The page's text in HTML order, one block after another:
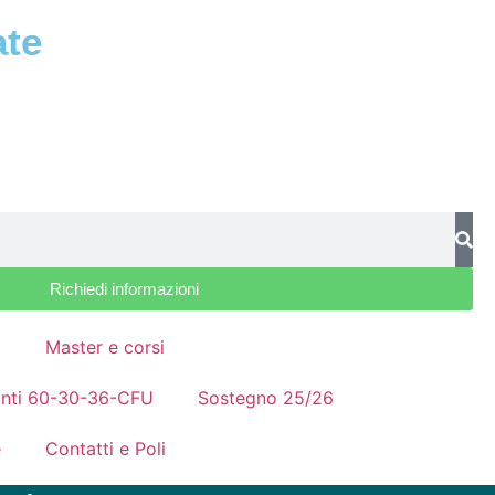
Richiedi informazioni
Master e corsi
60-30-36-CFU Sostegno 25/26
Contatti e Poli